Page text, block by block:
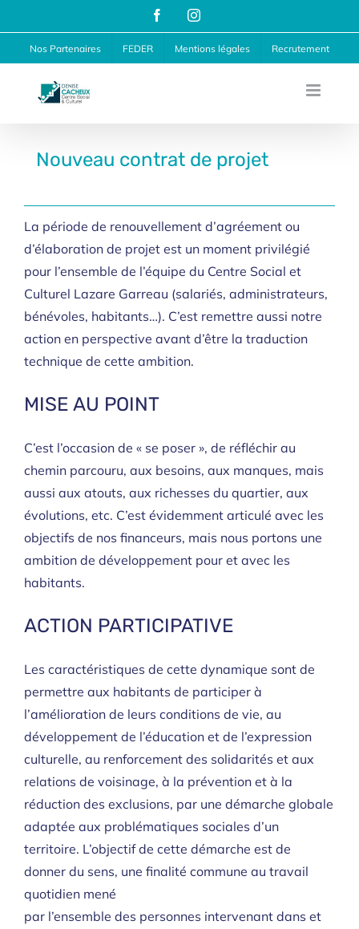
au
contenu
FacebookInstagram
Nos Partenaires FEDER Mentions légales Recrutement
Nouveau contrat de projet
La période de renouvellement d’agréement ou
d’élaboration de projet est un moment privilégié
pour l’ensemble de l’équipe du Centre Social et
Culturel Lazare Garreau (salariés, administrateurs,
bénévoles, habitants…). C’est remettre aussi notre
action en perspective avant d’être la traduction
technique de cette ambition.
MISE AU POINT
C’est l’occasion de « se poser », de réfléchir au
chemin parcouru, aux besoins, aux manques, mais
aussi aux atouts, aux richesses du quartier, aux
évolutions, etc. C’est évidemment articulé avec les
objectifs de nos financeurs, mais nous portons une
ambition de développement pour et avec les
habitants.
ACTION PARTICIPATIVE
Les caractéristiques de cette dynamique sont de
permettre aux habitants de participer à
l’amélioration de leurs conditions de vie, au
développement de l’éducation et de l’expression
culturelle, au renforcement des solidarités et aux
relations de voisinage, à la prévention et à la
réduction des exclusions, par une démarche globale
adaptée aux problématiques sociales d’un
territoire. L’objectif de cette démarche est de
donner du sens, une finalité commune au travail
quotidien mené
par l’ensemble des personnes intervenant dans et